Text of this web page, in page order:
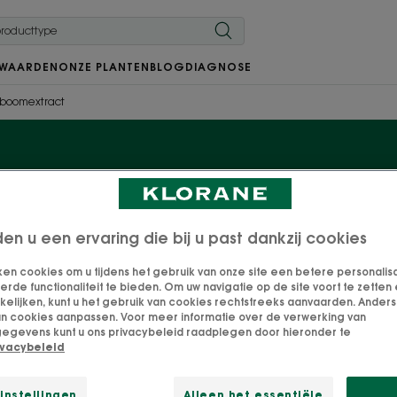
ONZE PLANTEN BLOG DIAGNOSE
Olijfboom en Essentieel Extract van Olijfboom,
in een compleet assortiment vitaliserende
is door de tijd. Het hoge gehalte aan
u een ervaring die bij u past dankzij cookies
cookies om u tijdens het gebruik van onze site een betere
functionaliteit te bieden. Om uw navigatie op de site voort te zetten
kunt u het gebruik van cookies rechtstreeks aanvaarden. Anders
cookies aanpassen. Voor meer informatie over de verwerking van
kunt u ons privacybeleid raadplegen door hieronder te